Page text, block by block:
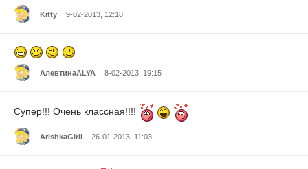
Kitty 9-02-2013, 12:18
АлевтинаALYA 8-02-2013, 19:15
Супер!!! Очень классная!!!!
ArishkaGirll 26-01-2013, 11:03